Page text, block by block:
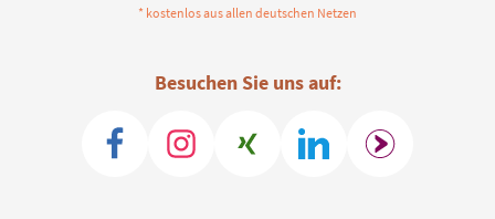
* kostenlos aus allen deutschen Netzen
Besuchen Sie uns auf: